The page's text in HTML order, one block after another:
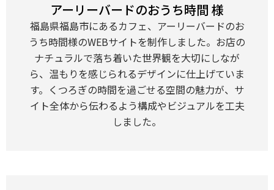
アーリーバードのおうち時間 様
福島県福島市にあるカフェ、アーリーバードのお
うち時間様のWEBサイトを制作しました。お店の
ナチュラルで落ち着いた世界観を大切にしなが
ら、温もりを感じられるデザインに仕上げていま
す。くつろぎの時間を過ごせる空間の魅力が、サ
イト全体から伝わるよう構成やビジュアルを工夫
しました。